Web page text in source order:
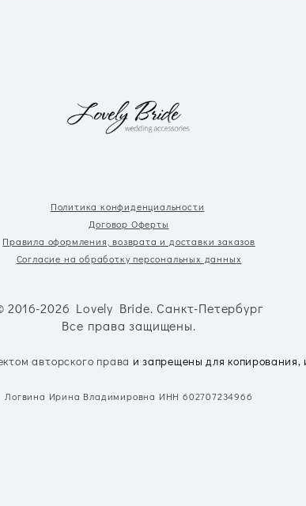
Политика конфиденциальности
Договор Оферты
Правила оформления, возвратаи доставки заказов
Согласие на обработку персональных данных
2016-2026 Lovely Bride. Санкт-Петербург
Все права защищены.
авторского права и запрещены для
Логвина Ирина Владимировна ИНН 602707234966